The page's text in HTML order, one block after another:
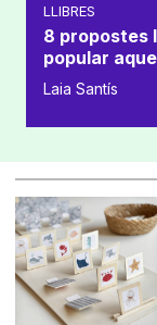
LLIBRES
8 propostes
popular
Laia Santís